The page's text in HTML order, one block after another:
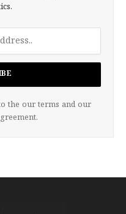
the our terms and our